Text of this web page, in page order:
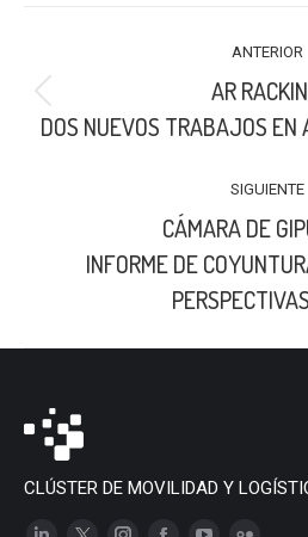
ENTRE
PUBLICACIONES
ANTERIOR
AR
DOS NUEVOS TRABAJOS
SIGUIENTE
CÁMARA DE
INFORME DE
CLÚSTER DE MOVILIDAD Y